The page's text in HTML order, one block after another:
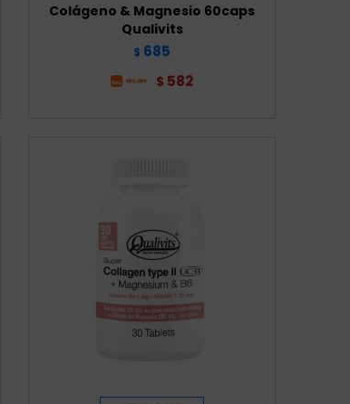
Colágeno & Magnesio 60caps
Qualivits
$ 685
$ 582